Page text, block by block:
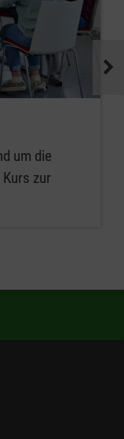
um die
zur